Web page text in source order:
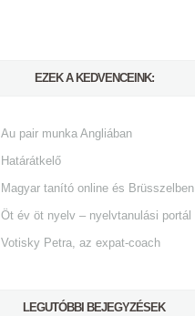
EZEK A KEDVENCEINK:
Au pair munka Angliában
Határátkelő
Magyar tanító online és Brüsszelben
Öt év öt nyelv – nyelvtanulási portál
Votisky Petra, az expat-coach
LEGUTÓBBI BEJEGYZÉSEK